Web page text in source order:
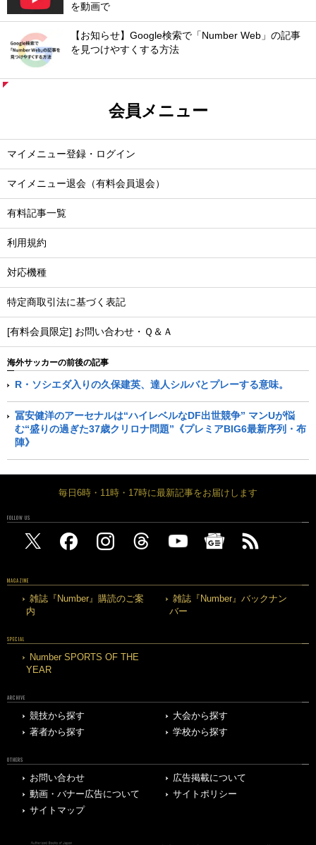
を動画で
【お知らせ】Google検索で「Number Web」の記事
を見つけやすくする方法
会員メニュー
マイメニュー登録・ログイン
マイメニュー退会（有料会員退会）
有料記事一覧
利用規約
対応機種
特定商取引法に基づく表記
[有料会員限定] お問い合わせ・Ｑ＆Ａ
海外サッカーの前後の記事
R・ソシエダ入りの久保建英、達人シルバとプレーする意味。
冨安健洋のアーセナルは“ハイレベルなDF出世競争” マンUが悩
む“盛りの過ぎた37歳クリロナ問題”《プレミアBIG6最新序列・布
陣》
毎日6時・11時・17時に最新記事をお届けします
FOLLOW US
MAGAZINE
雑誌『Number』購読のご案
内
雑誌『Number』バックナン
バー
SPECIAL
Number SPORTS OF THE
YEAR
ARCHIVE
競技から探す
大会から探す
著者から探す
学校から探す
OTHERS
お問い合わせ
広告掲載について
動画・バナー広告について
サイトポリシー
サイトマップ